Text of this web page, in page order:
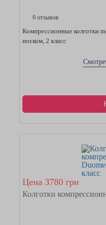
0 отзывов
Компрессионные колготки
носком, 2 класс
Цена 3780 грн
Колготки